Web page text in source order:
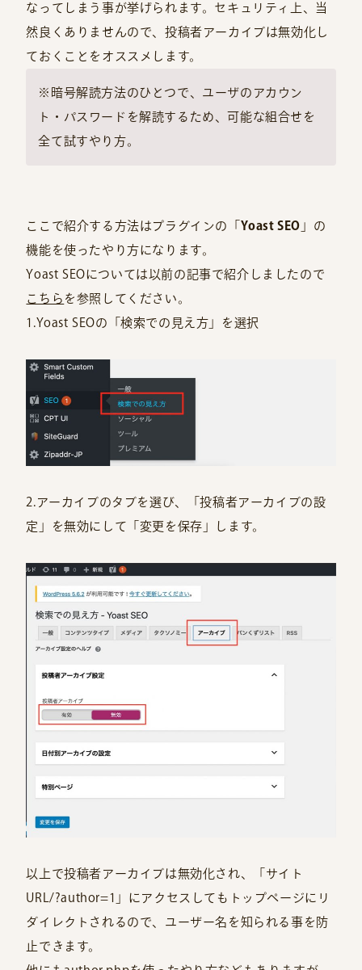
なってしまう事が挙げられます。セキュリティ上、当
然良くありませんので、投稿者アーカイブは無効化し
ておくことをオススメします。
※暗号解読方法のひとつで、ユーザのアカウン
ト・パスワードを解読するため、可能な組合せを
全て試すやり方。
ここで紹介する方法はプラグインの「 Yoast SEO 」の
機能を使ったやり方になります。
Yoast SEOについては以前の記事で紹介しましたので
こちら を参照してください。
1.Yoast SEOの「検索での見え方」を選択
2.アーカイブのタブを選び、「投稿者アーカイブの設
定」を無効にして「変更を保存」します。
以上で投稿者アーカイブは無効化され、「サイト
URL/?author=1」にアクセスしてもトップページにリ
ダイレクトされるので、ユーザー名を知られる事を防
止できます。